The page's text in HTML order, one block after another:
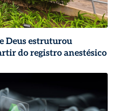
Deus estruturou
do registro anestésico